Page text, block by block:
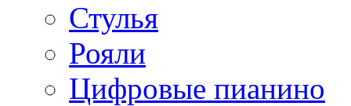
Стулья
Рояли
Цифровые пианино